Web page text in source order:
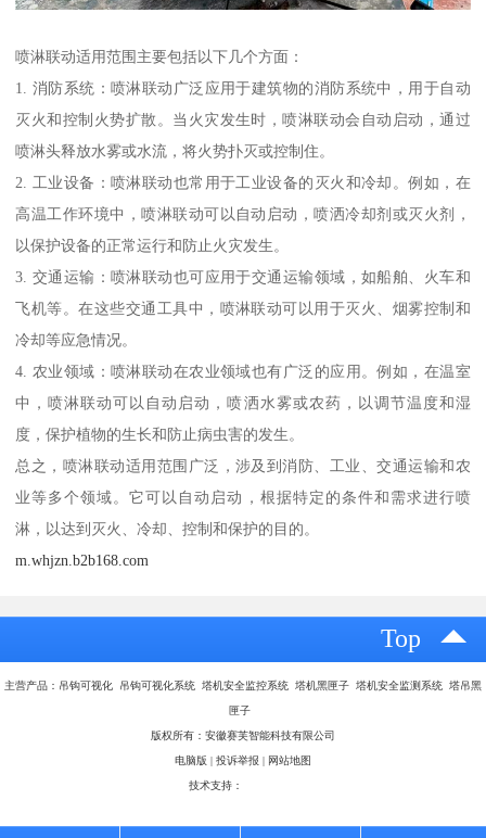
喷淋联动适用范围主要包括以下几个方面：
1. 消防系统：喷淋联动广泛应用于建筑物的消防系统中，用于自动
灭火和控制火势扩散。当火灾发生时，喷淋联动会自动启动，通过
喷淋头释放水雾或水流，将火势扑灭或控制住。
2. 工业设备：喷淋联动也常用于工业设备的灭火和冷却。例如，在
高温工作环境中，喷淋联动可以自动启动，喷洒冷却剂或灭火剂，
以保护设备的正常运行和防止火灾发生。
3. 交通运输：喷淋联动也可应用于交通运输领域，如船舶、火车和
飞机等。在这些交通工具中，喷淋联动可以用于灭火、烟雾控制和
冷却等应急情况。
4. 农业领域：喷淋联动在农业领域也有广泛的应用。例如，在温室
中，喷淋联动可以自动启动，喷洒水雾或农药，以调节温度和湿
度，保护植物的生长和防止病虫害的发生。
总之，喷淋联动适用范围广泛，涉及到消防、工业、交通运输和农
业等多个领域。它可以自动启动，根据特定的条件和需求进行喷
淋，以达到灭火、冷却、控制和保护的目的。
m.whjzn.b2b168.com
Top
主营产品：吊钩可视化 吊钩可视化系统 塔机安全监控系统 塔机黑匣子 塔机安全监测系统 塔吊黑
匣子
版权所有：安徽赛芙智能科技有限公司
电脑版 | 投诉举报 | 网站地图
技术支持：